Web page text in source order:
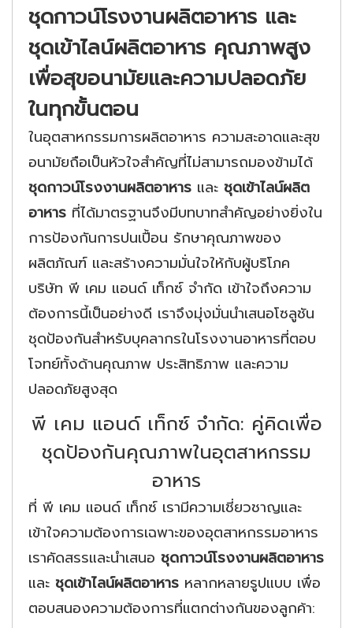
ชุดกาวน์โรงงานผลิตอาหาร และ
ชุดเข้าไลน์ผลิตอาหาร คุณภาพสูง
เพื่อสุขอนามัยและความปลอดภัย
ในทุกขั้นตอน
ในอุตสาหกรรมการผลิตอาหาร ความสะอาดและสุข
อนามัยถือเป็นหัวใจสำคัญที่ไม่สามารถมองข้ามได้
ชุดกาวน์โรงงานผลิตอาหาร และ ชุดเข้าไลน์ผลิต
อาหาร ที่ได้มาตรฐานจึงมีบทบาทสำคัญอย่างยิ่งใน
การป้องกันการปนเปื้อน รักษาคุณภาพของ
ผลิตภัณฑ์ และสร้างความมั่นใจให้กับผู้บริโภค
บริษัท พี เคม แอนด์ เท็กซ์ จำกัด เข้าใจถึงความ
ต้องการนี้เป็นอย่างดี เราจึงมุ่งมั่นนำเสนอโซลูชัน
ชุดป้องกันสำหรับบุคลากรในโรงงานอาหารที่ตอบ
โจทย์ทั้งด้านคุณภาพ ประสิทธิภาพ และความ
ปลอดภัยสูงสุด
พี เคม แอนด์ เท็กซ์ จำกัด: คู่คิดเพื่อ
ชุดป้องกันคุณภาพในอุตสาหกรรม
อาหาร
ที่ พี เคม แอนด์ เท็กซ์ เรามีความเชี่ยวชาญและ
เข้าใจความต้องการเฉพาะของอุตสาหกรรมอาหาร
เราคัดสรรและนำเสนอ ชุดกาวน์โรงงานผลิตอาหาร
และ ชุดเข้าไลน์ผลิตอาหาร หลากหลายรูปแบบ เพื่อ
ตอบสนองความต้องการที่แตกต่างกันของลูกค้า: